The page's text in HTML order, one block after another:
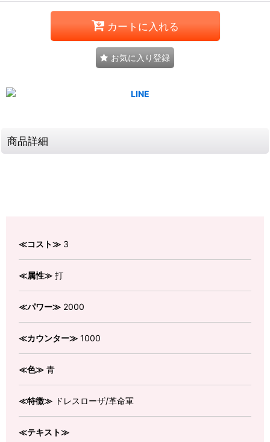
カートに入れる
お気に入り登録
商品詳細
≪コスト≫ 3
≪属性≫ 打
≪パワー≫ 2000
≪カウンター≫ 1000
≪色≫ 青
≪特徴≫ ドレスローザ/革命軍
≪テキスト≫